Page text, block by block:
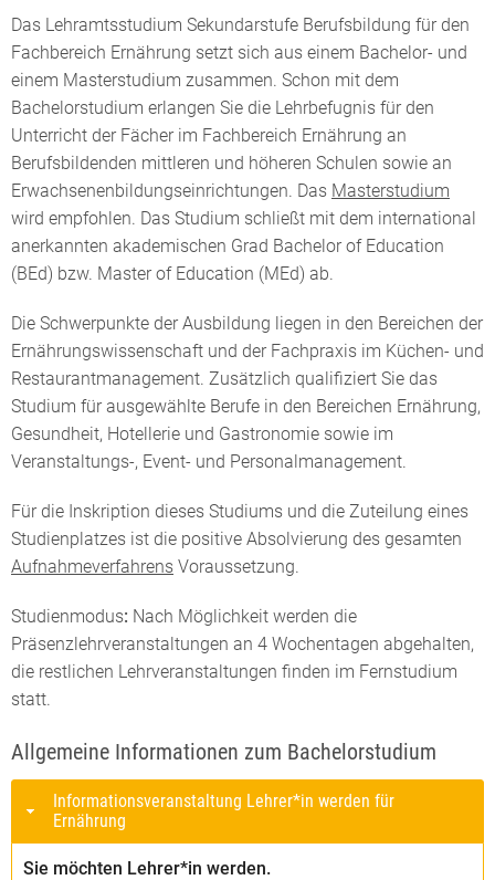
Das Lehramtsstudium Sekundarstufe Berufsbildung für den
Fachbereich Ernährung setzt sich aus einem Bachelor- und
einem Masterstudium zusammen. Schon mit dem
Bachelorstudium erlangen Sie die Lehrbefugnis für den
Unterricht der Fächer im Fachbereich Ernährung an
Berufsbildenden mittleren und höheren Schulen sowie an
Erwachsenenbildungseinrichtungen. Das Masterstudium
wird empfohlen. Das Studium schließt mit dem international
anerkannten akademischen Grad Bachelor of Education
(BEd) bzw. Master of Education (MEd) ab.
Die Schwerpunkte der Ausbildung liegen in den Bereichen der
Ernährungswissenschaft und der Fachpraxis im Küchen- und
Restaurantmanagement. Zusätzlich qualifiziert Sie das
Studium für ausgewählte Berufe in den Bereichen Ernährung,
Gesundheit, Hotellerie und Gastronomie sowie im
Veranstaltungs-, Event- und Personalmanagement.
Für die Inskription dieses Studiums und die Zuteilung eines
Studienplatzes ist die positive Absolvierung des gesamten
Aufnahmeverfahrens Voraussetzung.
Studienmodus: Nach Möglichkeit werden die
Präsenzlehrveranstaltungen an 4 Wochentagen abgehalten,
die restlichen Lehrveranstaltungen finden im Fernstudium
statt.
Allgemeine Informationen zum Bachelorstudium
Informationsveranstaltung Lehrer*in werden für
Ernährung
Sie möchten Lehrer*in werden.